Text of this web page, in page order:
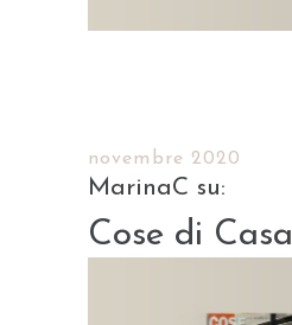
novembre 2020
Cose di Casa